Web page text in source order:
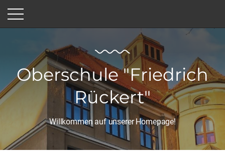
Oberschule "Friedrich
Rückert"
Willkommen auf unserer Homepage!